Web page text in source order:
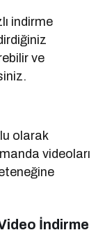
indirme
ve
olarak
videoları
İndirme